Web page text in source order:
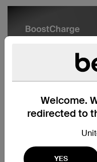
Welcome.
redirected to
YES